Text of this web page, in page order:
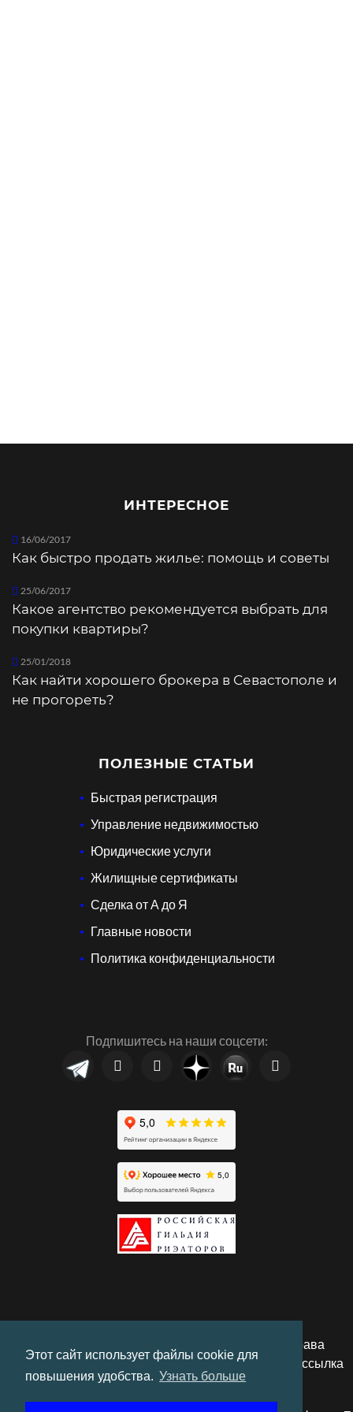
Этот сайт использует файлы cookie для
повышения удобства. Узнать больше
ИНТЕРЕСНОЕ
16/06/2017
Как быстро продать жилье: помощь и советы
25/06/2017
Какое агентство рекомендуется выбрать для
покупки квартиры?
25/01/2018
Как найти хорошего брокера в Севастополе и
не прогореть?
ПОЛЕЗНЫЕ СТАТЬИ
Быстрая регистрация
Управление недвижимостью
Юридические услуги
Жилищные сертификаты
Сделка от А до Я
Главные новости
Политика конфиденциальности
Подпишитесь на наши соцсети:
© 2010-2026 "Херсонес Недвижимость". Все права
защищены. При использовании материалов гиперссылка
обязательна.